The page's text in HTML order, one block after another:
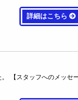
詳細はこちら
【スタッフへのメッセ